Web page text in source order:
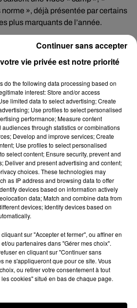
», déjà présentée par certains
plus marquants de l’année.
Lady Gaga confirme une fois encore
chaque sortie en événement
compte-tenu du refus du
que vous avez exprimé. Si vous
de nous donner votre accord
sur le bouton ci-dessous.
l'élément
2026
et Keblack dévoilent une
live surprise
vie privée est notre priorité
do the following data processing based on
interest: Store and/or access
limited data to select advertising; Create
Use profiles to select personalised
performance; Measure content
through statistics or combinations
Develop and improve services; Create
Use profiles to select personalised
select content; Ensure security, prevent and
Deliver and present advertising and content;
choices. These technologies may
as IP address and browsing data to offer
devices based on information actively
data; Match and combine data from
devices; Identify devices based on
sur "Accepter et fermer", ou affiner en
ou partenaires dans "Gérer mes choix".
en cliquant sur "Continuer sans
ne s'appliqueront que pour ce site. Vous
ou retirer votre consentement à tout
cookies" situé en bas de chaque page.
Continuer sans accepter